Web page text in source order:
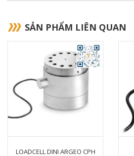
SẢN PHẨM LIÊN QUAN
LOADCELL DINI ARGEO CPH